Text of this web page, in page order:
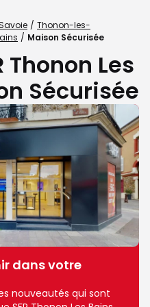
Thonon-les-
Maison Sécurisée
Thonon Les
Sécurisée
dans votre
nouveautés qui sont